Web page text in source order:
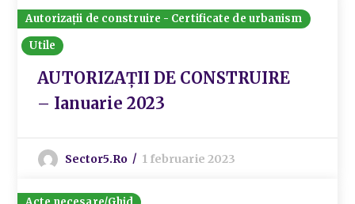
Autorizații de construire - Certificate de urbanism
Utile
AUTORIZAȚII DE CONSTRUIRE
– Ianuarie 2023
Sector5.ro 1 februarie 2023